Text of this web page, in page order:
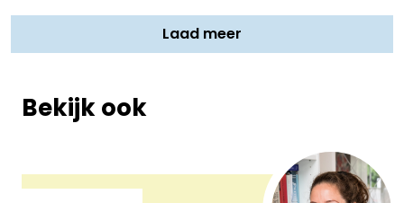
Laad meer
Bekijk ook